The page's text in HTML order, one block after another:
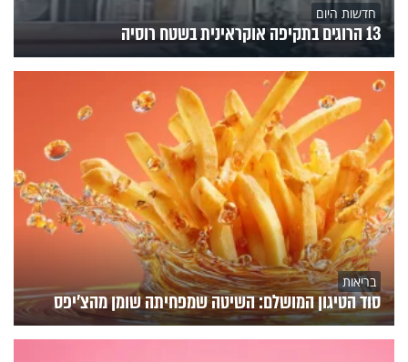
חדשות היום
13 הרוגים בתקיפה אוקראינית בשטח רוסיה
בריאות
סוד הטיגון המושלם: השיטה שמפחיתה שומן מהצ'יפס